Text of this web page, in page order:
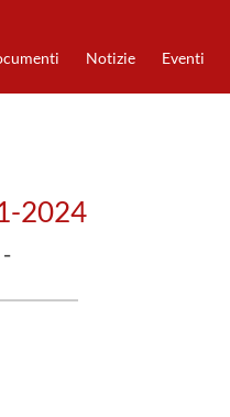
Notizie Eventi
2024